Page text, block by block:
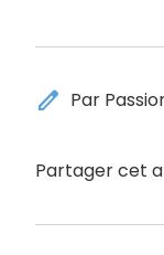
edit Par
Partager cet